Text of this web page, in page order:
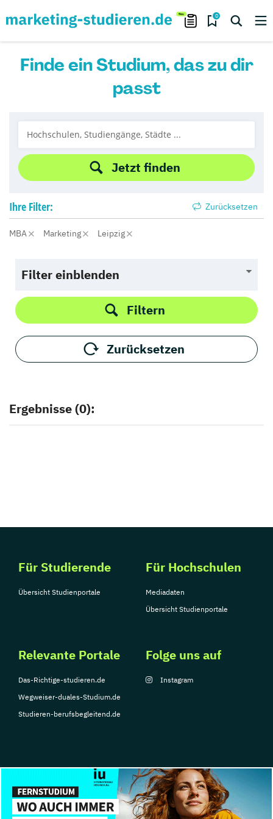
0
Finde ein Studium, das zu dir
passt
Jetzt finden
Ihre Filter: Zurücksetzen
MBA Marketing Leipzig
Filter einblenden
Filtern
Zurücksetzen
Ergebnisse (0):
Für Studierende
Übersicht Studienportale
Für Hochschulen
Mediadaten
Übersicht Studienportale
Relevante Portale
Das-Richtige-studieren.de
Wegweiser-duales-Studium.de
Studieren-berufsbegleitend.de
Folge uns auf
Instagram
© Copyright 2026, TarGroup Media GmbH
Impressum
Datenschutzerklärung Nutzungsbedingungen